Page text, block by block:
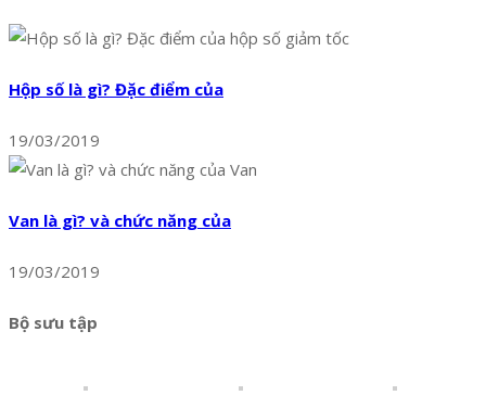
Hộp số là gì? Đặc điểm của
19/03/2019
Van là gì? và chức năng của
19/03/2019
Bộ sưu tập